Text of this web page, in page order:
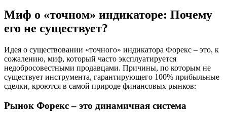
Миф о «точном» индикаторе: Почему
его не существует?
Идея о существовании «точного» индикатора Форекс – это, к
сожалению, миф, который часто эксплуатируется
недобросовестными продавцами. Причины, по которым не
существует инструмента, гарантирующего 100% прибыльные
сделки, кроются в самой природе финансовых рынков:
Рынок Форекс – это динамичная система